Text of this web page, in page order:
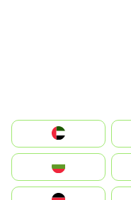
الإمارات العربية المتحدة
Switzerland